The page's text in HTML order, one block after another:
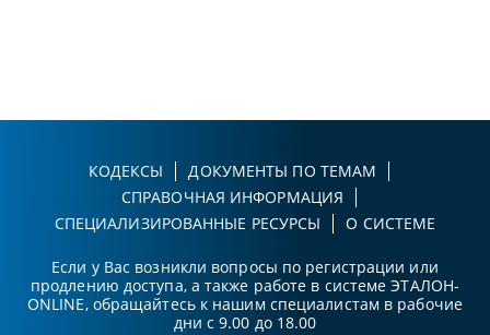
КОДЕКСЫ
ДОКУМЕНТЫ ПО ТЕМАМ
СПРАВОЧНАЯ ИНФОРМАЦИЯ
СПЕЦИАЛИЗИРОВАННЫЕ РЕСУРСЫ
О СИСТЕМЕ
Если у Вас возникли вопросы по регистрации или
продлению доступа, а также работе в системе ЭТАЛОН-
ONLINE, обращайтесь к нашим специалистам в рабочие
дни с 9.00 до 18.00